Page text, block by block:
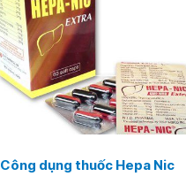
Công dụng thuốc Hepa Nic